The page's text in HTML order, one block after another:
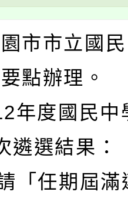
市市立國
點辦理。
年度國民中
遴選結果：
「任期屆滿